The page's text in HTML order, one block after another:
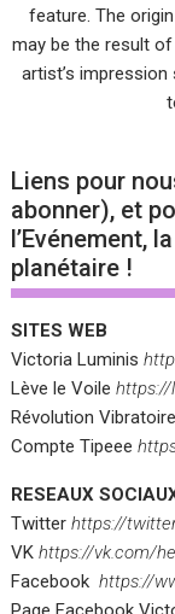
feature. The
may be the result
artist’s
Liens pour
abonner), et
l’Evénement,
planétaire !
SITES WEB
Victoria Luminis
Lève le Voilehttps://
Révolution
Compte Tipeee
RESEAUX
Twitterhttps://
VKhttps://vk.com/
Facebookhttps://